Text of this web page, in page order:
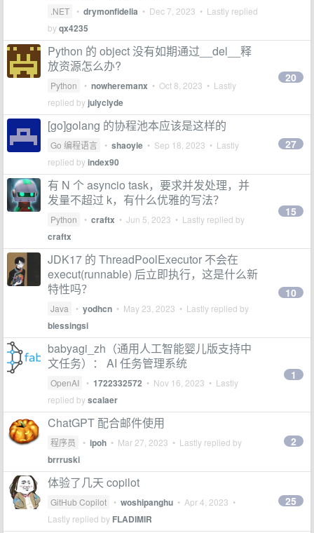
.NET • drymonfidelia • Dec 7, 2023 • Lastly replied
byqx4235
Python 的 object 没有如期通过__del__释
放资源怎么办?
Python • nowheremanx • Oct 8, 2023 • Lastly
replied by julyclyde
20
[go]golang 的协程池本应该是这样的
Go 编程语言 • shaoyie • Sep 18, 2023 • Lastly
replied byindex90
27
有 N 个 asyncio task，要求并发处理，并
发量不超过 k，有什么优雅的写法？
Python • craftx • Jun 5, 2023 • Lastly replied by
craftx
15
JDK17 的 ThreadPoolExecutor 不会在
execut(runnable) 后立即执行，这是什么新
特性吗？
Java • yodhcn • May 23, 2023 • Lastly replied by
blessingsi
10
babyagi_zh（通用人工智能婴儿版支持中
文任务）： AI 任务管理系统
OpenAI • 1722332572 • Nov 16, 2023 • Lastly
replied byscalaer
1
ChatGPT 配合邮件使用
程序员 • ipoh • Mar 27, 2023 • Lastly replied by
brrruski
2
体验了几天 copilot
GitHub Copilot • woshipanghu • Apr 4, 2023 •
Lastly replied by FLADIMIR
25